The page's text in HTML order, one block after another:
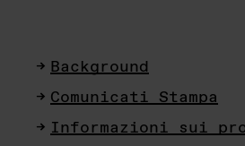
Background
Comunicati Stampa
Informazioni sui